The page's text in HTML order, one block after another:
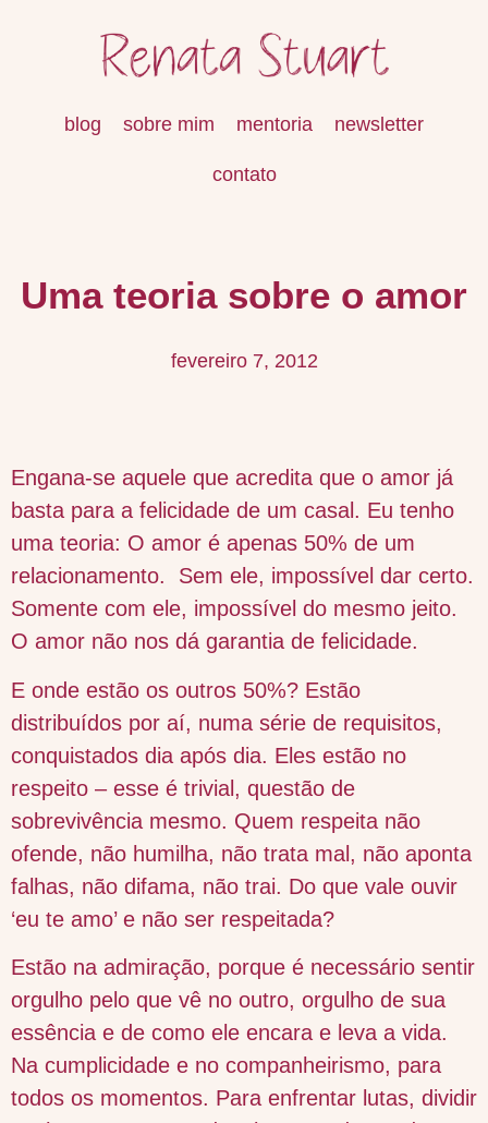
blog sobre mim mentoria newsletter
contato
Uma teoria sobre o amor
fevereiro 7, 2012
Engana-se aquele que acredita que o amor já
basta para a felicidade de um casal. Eu tenho
uma teoria: O amor é apenas 50% de um
relacionamento. Sem ele, impossível dar certo.
Somente com ele, impossível do mesmo jeito.
O amor não nos dá garantia de felicidade.
E onde estão os outros 50%? Estão
distribuídos por aí, numa série de requisitos,
conquistados dia após dia. Eles estão no
respeito – esse é trivial, questão de
sobrevivência mesmo. Quem respeita não
ofende, não humilha, não trata mal, não aponta
falhas, não difama, não trai. Do que vale ouvir
‘eu te amo’ e não ser respeitada?
Estão na admiração, porque é necessário sentir
orgulho pelo que vê no outro, orgulho de sua
essência e de como ele encara e leva a vida.
Na cumplicidade e no companheirismo, para
todos os momentos. Para enfrentar lutas, dividir